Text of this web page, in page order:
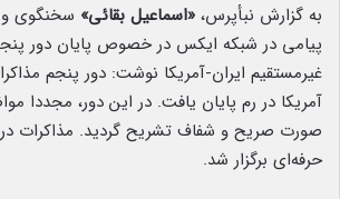
به گزارش نبأپرس، «اسماعیل بقائی» سخنگوی
پیامی در شبکه ایکس در خصوص پایان دور
غیرمستقیم ایران-آمریکا نوشت: دور پنجم
آمریکا در رم پایان یافت. در این دور، مجددا
صورت صریح و شفاف تشریح گردید. مذاکرات در
حرفه‌ای برگزار شد.